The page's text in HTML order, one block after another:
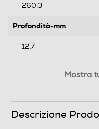
260,3
Profondità-mm
12,7
Informazioni sulla
Mostra
Descrizione